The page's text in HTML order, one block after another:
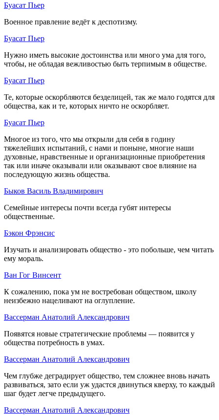
Буасат Пьер
Военное правление ведёт к деспотизму.
Буасат Пьер
Нужно иметь высокие достоинства или много ума для того,
чтобы, не обладая вежливостью быть терпимым в обществе.
Буасат Пьер
Те, которые оскорбляются безделицей, так же мало годятся для
общества, как и те, которых ничто не оскорбляет.
Буасат Пьер
Многое из того, что мы открыли для себя в годину
тяжелейших испытаний, с нами и поныне, многие наши
духовные, нравственные и организационные приобретения
так или иначе оказывали или оказывают свое влияние на
последующую жизнь общества.
Быков Василь Владимирович
Семейные интересы почти всегда губят интересы
общественные.
Бэкон Фрэнсис
Изучать и анализировать общество - это побольше, чем читать
ему мораль.
Ван Гог Винсент
К сожалению, пока ум не востребован обществом, школу
неизбежно нацеливают на оглупление.
Вассерман Анатолий Александрович
Появятся новые стратегические проблемы — появится у
общества потребность в умах.
Вассерман Анатолий Александрович
Чем глубже деградирует общество, тем сложнее вновь начать
развиваться, зато если уж удастся двинуться кверху, то каждый
шаг будет легче предыдущего.
Вассерман Анатолий Александрович